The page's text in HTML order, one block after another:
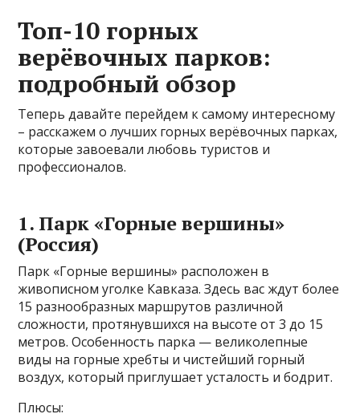
Топ-10 горных
верёвочных парков:
подробный обзор
Теперь давайте перейдем к самому интересному
– расскажем о лучших горных верёвочных парках,
которые завоевали любовь туристов и
профессионалов.
1. Парк «Горные вершины»
(Россия)
Парк «Горные вершины» расположен в
живописном уголке Кавказа. Здесь вас ждут более
15 разнообразных маршрутов различной
сложности, протянувшихся на высоте от 3 до 15
метров. Особенность парка — великолепные
виды на горные хребты и чистейший горный
воздух, который приглушает усталость и бодрит.
Плюсы: